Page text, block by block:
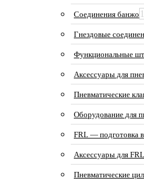
Соединения банжо
Гнездовые
Функциональные
Аксессуары для
Пневматические
Оборудование для
FRL — подготовка
Аксессуары для FRL
Пневматические